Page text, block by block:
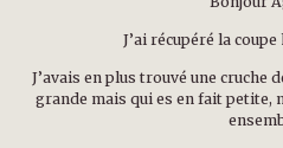
J’ai récupéré la
J’avais en plus trouvé une cruche
grande mais qui es en fait petite,